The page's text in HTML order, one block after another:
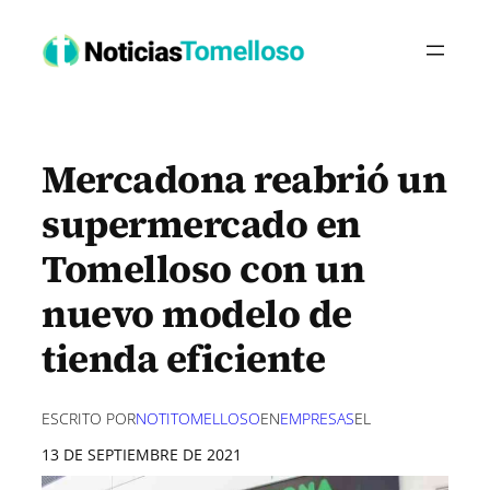
contenido
Mercadona reabrió un
supermercado en
Tomelloso con un
nuevo modelo de
tienda eficiente
ESCRITO PORNOTITOMELLOSOENEMPRESASEL
13 DE SEPTIEMBRE DE 2021